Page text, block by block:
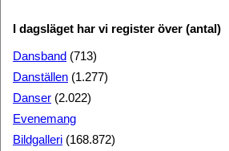
I dagsläget har vi register över (antal)
Dansband (713)
Danställen (1.277)
Danser (2.022)
Evenemang
Bildgalleri (168.872)